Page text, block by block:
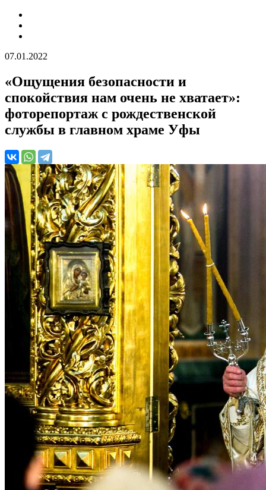
07.01.2022
«Ощущения безопасности и
спокойствия нам очень не хватает»:
фоторепортаж с рождественской
службы в главном храме Уфы